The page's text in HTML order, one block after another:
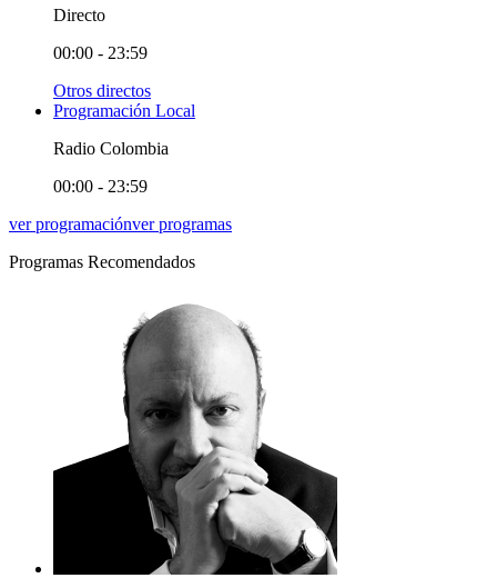
Directo
00:00 - 23:59
Otros directos
Programación Local
Radio Colombia
00:00 - 23:59
ver programaciónver programas
Programas Recomendados